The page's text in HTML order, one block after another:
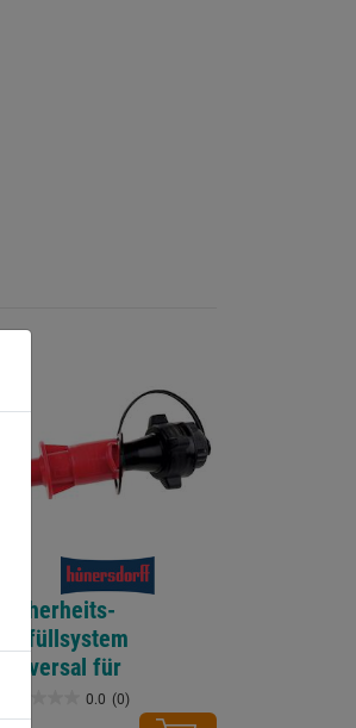
Sicherheits-
Einfüllsystem
Universal für
Kraftstoff rot
0.0 (0)